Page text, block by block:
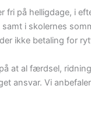
fri på helligdage, i
i skolernes
ikke betaling for
at al færdsel,
ansvar. Vi